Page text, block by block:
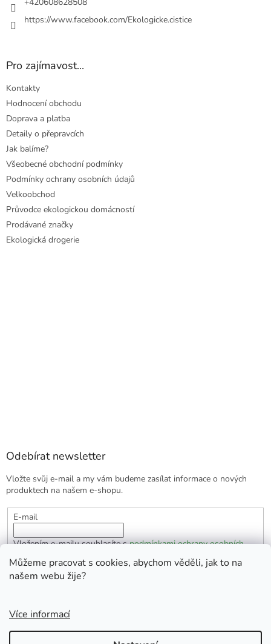
Můžeme pracovat s cookies, abychom věděli, jak to na
našem webu žije?
Více informací
https://www.facebook.com/Ekologicke.cistice
Pro zajímavost...
Kontakty
Hodnocení obchodu
Doprava a platba
Detaily o přepravcích
Jak balíme?
Všeobecné obchodní podmínky
Podmínky ochrany osobních údajů
Velkoobchod
Průvodce ekologickou domácností
Prodávané značky
Ekologická drogerie
Odebírat newsletter
Vložte svůj e-mail a my vám budeme zasílat informace o nových
produktech na našem e-shopu.
E-mail
Vložením e-mailu souhlasíte spodmínkami ochrany osobních
PŘIHLÁSIT SE